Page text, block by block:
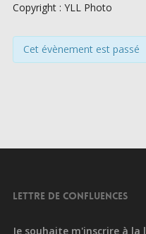
Copyright : YLL Photo
Cet évènement est passé
LETTRE DE CONFLUENCES
Je souhaite m'inscrire à la